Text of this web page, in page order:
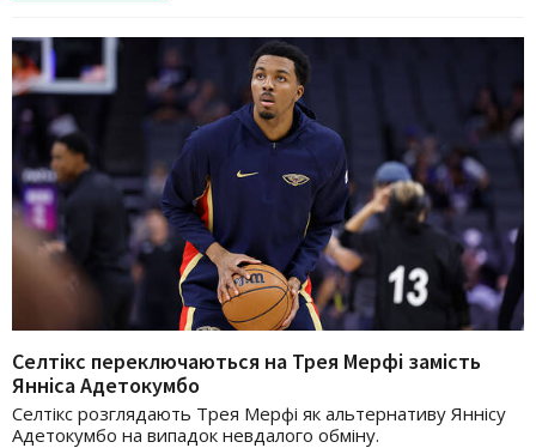
Селтікс переключаються на Трея Мерфі замість
Янніса Адетокумбо
Селтікс розглядають Трея Мерфі як альтернативу Яннісу
Адетокумбо на випадок невдалого обміну.